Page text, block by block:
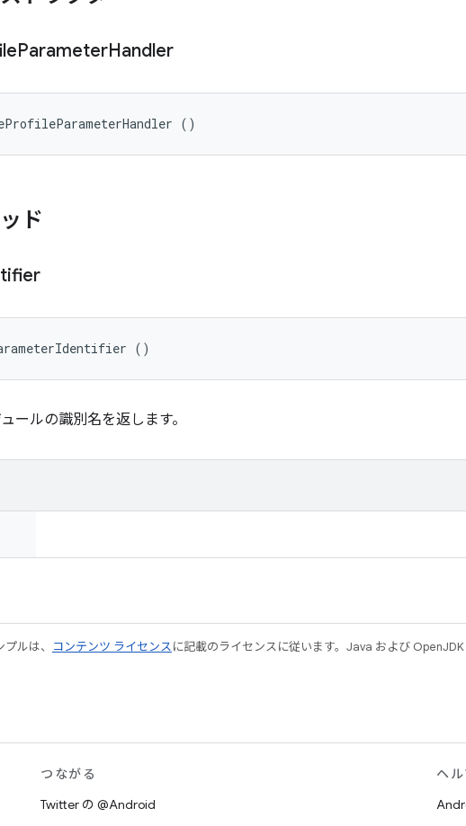
ParameterHandler
()
ド
()
ールの識別名を返します。
ルは、 コンテンツ ライセンスに記載のライセンスに従います。Java および
つながる
Twitter の @Android
ヘ